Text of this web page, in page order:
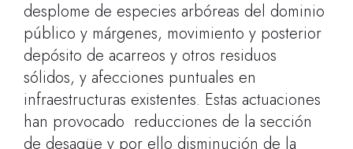
desplome de especies arbóreas del dominio
público y márgenes, movimiento y posterior
depósito de acarreos y otros residuos
sólidos, y afecciones puntuales en
infraestructuras existentes. Estas actuaciones
han provocado reducciones de la sección
de desagüe y por ello disminución de la